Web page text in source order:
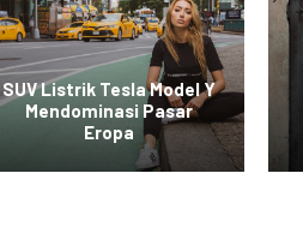
SUV Listrik Tesla Model Y
Mendominasi Pasar
Eropa